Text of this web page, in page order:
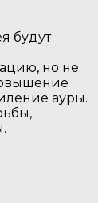
будут
но не
ауры.